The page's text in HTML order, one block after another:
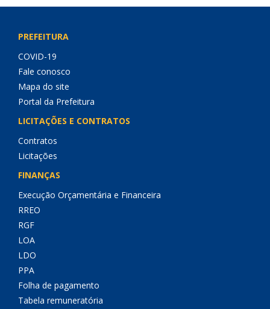
PREFEITURA
COVID-19
Fale conosco
Mapa do site
Portal da Prefeitura
LICITAÇÕES E CONTRATOS
Contratos
Licitações
FINANÇAS
Execução Orçamentária e Financeira
RREO
RGF
LOA
LDO
PPA
Folha de pagamento
Tabela remuneratória